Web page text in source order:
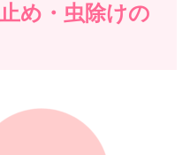
め・虫除けの